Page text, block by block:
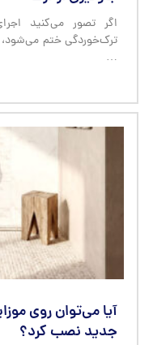
اگر تصور می‌کنید
ترک‌خوردگی ختم می‌شود،
…
آیا می‌توان روی
جدید نصب کرد؟